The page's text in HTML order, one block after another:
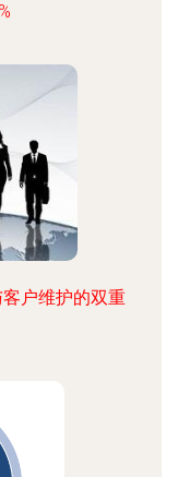
户维护的双重